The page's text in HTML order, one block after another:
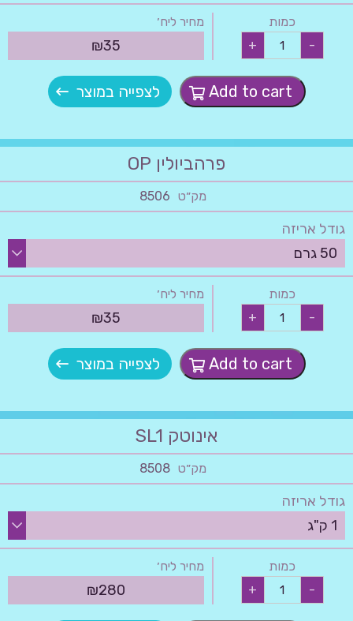
כמות
-
פרהביולין
FOS
+
מחיר ליח׳
₪35
Add to cart לצפייה במוצר
פרהביולין OP
מק״ט 8506
גודל אריזה
כמות
-
פרהביולין
OP
+
מחיר ליח׳
₪35
Add to cart לצפייה במוצר
אינוטק SL1
מק״ט 8508
גודל אריזה
כמות
-
אינוטק
SL1
+
מחיר ליח׳
₪280